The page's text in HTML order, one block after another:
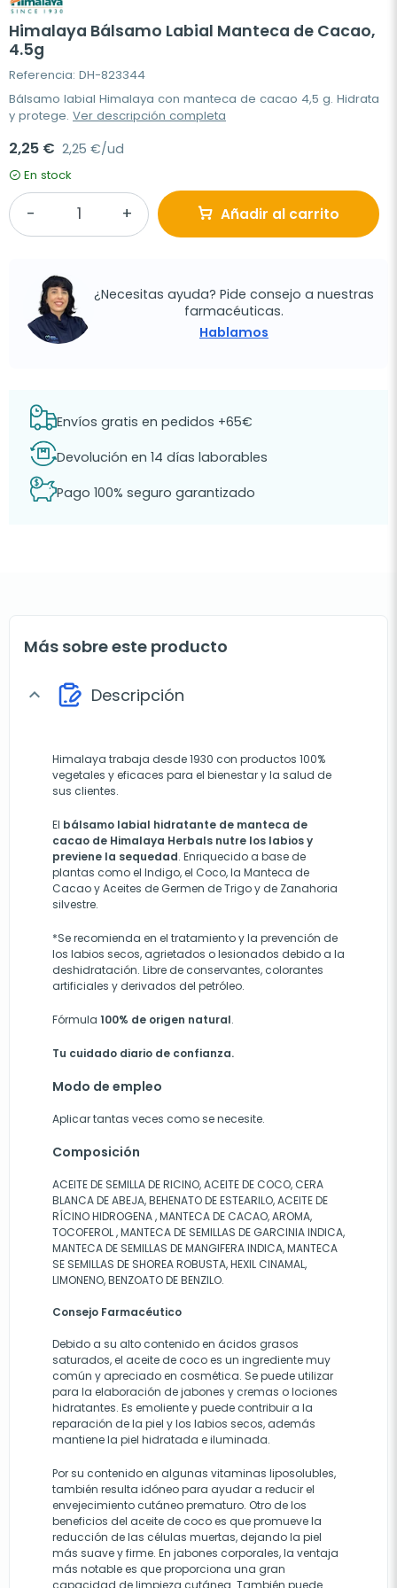
Himalaya Bálsamo Labial Manteca de Cacao,
4.5g
Referencia: DH-823344
Bálsamo labial Himalaya con manteca de cacao 4,5 g. Hidrata
y protege. Ver descripción completa
2,25 € 2,25 €/ud
En stock
Añadir al carrito
¿Necesitas ayuda? Pide consejo a nuestras
farmacéuticas.
Hablamos
Envíos gratis en pedidos +65€
Devolución en 14 días laborables
Pago 100% seguro garantizado
Más sobre este producto
expand_more Descripción
Himalaya trabaja desde 1930 con productos 100%
vegetales y eficaces para el bienestar y la salud de
sus clientes.
El bálsamo labial hidratante de manteca de
cacao de Himalaya Herbals nutre los labios y
previene la sequedad. Enriquecido a base de
plantas como el Indigo, el Coco, la Manteca de
Cacao y Aceites de Germen de Trigo y de Zanahoria
silvestre.
*Se recomienda en el tratamiento y la prevención de
los labios secos, agrietados o lesionados debido a la
deshidratación. Libre de conservantes, colorantes
artificiales y derivados del petróleo.
Fórmula 100% de origen natural.
Tu cuidado diario de confianza.
Modo de empleo
Aplicar tantas veces como se necesite.
Composición
ACEITE DE SEMILLA DE RICINO, ACEITE DE COCO, CERA
BLANCA DE ABEJA, BEHENATO DE ESTEARILO, ACEITE DE
RÍCINO HIDROGENA , MANTECA DE CACAO, AROMA,
TOCOFEROL , MANTECA DE SEMILLAS DE GARCINIA INDICA,
MANTECA DE SEMILLAS DE MANGIFERA INDICA, MANTECA
SE SEMILLAS DE SHOREA ROBUSTA, HEXIL CINAMAL,
LIMONENO, BENZOATO DE BENZILO.
Consejo Farmacéutico
Debido a su alto contenido en ácidos grasos
saturados, el aceite de coco es un ingrediente muy
común y apreciado en cosmética. Se puede utilizar
para la elaboración de jabones y cremas o lociones
hidratantes. Es emoliente y puede contribuir a la
reparación de la piel y los labios secos, además
mantiene la piel hidratada e iluminada.
Por su contenido en algunas vitaminas liposolubles,
también resulta idóneo para ayudar a reducir el
envejecimiento cutáneo prematuro. Otro de los
beneficios del aceite de coco es que promueve la
reducción de las células muertas, dejando la piel
más suave y firme. En jabones corporales, la ventaja
más notable es que proporciona una gran